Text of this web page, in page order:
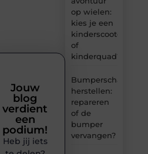
op wielen:
kies je een
kinderscooter
of
kinderquad?
Bumperschade
herstellen:
repareren
of de
bumper
vervangen?
Jouw
blog
verdient
een
podium!
Heb jij iets